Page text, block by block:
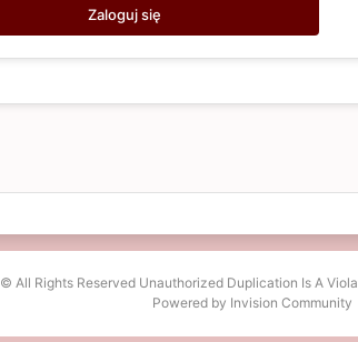
Zaloguj się
© All Rights Reserved Unauthorized Duplication Is A
Powered by Invision Community